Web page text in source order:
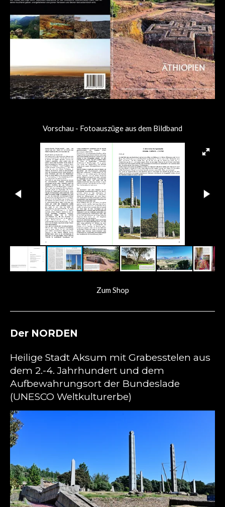
Vorschau - Fotoauszüge aus dem Bildband
Zum Shop
Der NORDEN
Heilige Stadt Aksum mit Grabesstelen aus
dem 2.-4. Jahrhundert und dem
Aufbewahrungsort der Bundeslade
(UNESCO Weltkulturerbe)